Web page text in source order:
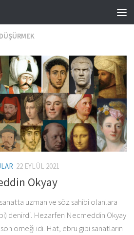
22 EYLÜL 2021
Okyay
uzman ve söz sahibi olanlara
denirdi. Hezarfen Necmeddin Okyay
örneği idi. Hat, ebru gibi sanatların